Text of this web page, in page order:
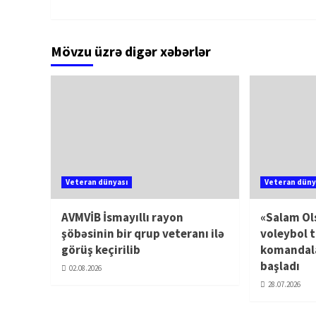
Mövzu üzrə digər xəbərlər
Veteran dünyası
AVMVİB İsmayıllı rayon
şöbəsinin bir qrup veteranı ilə
görüş keçirilib
02.08.2026
Veteran
«Salam
voleybol
başladı
28.07.2026